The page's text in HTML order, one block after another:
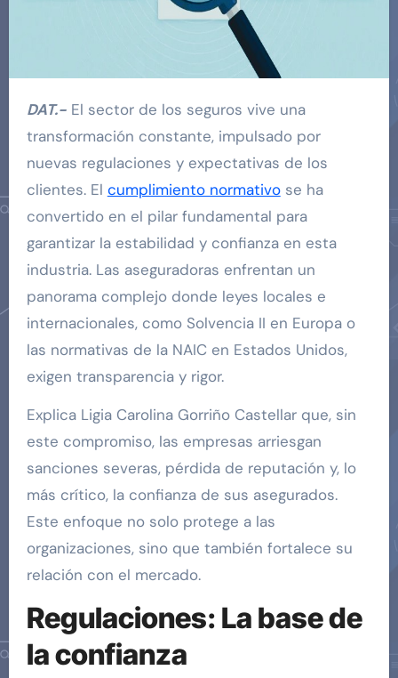
DAT.-El sector de los seguros vive una
transformación constante, impulsado por
nuevas regulaciones y expectativas de los
clientes. El cumplimiento normativose ha
convertido en el pilar fundamental para
garantizar la estabilidad y confianza en esta
industria. Las aseguradoras enfrentan un
panorama complejo donde leyes locales e
internacionales, como Solvencia II en Europa o
las normativas de la NAIC en Estados Unidos,
exigen transparencia y rigor.
Explica Ligia Carolina Gorriño Castellar que, sin
este compromiso, las empresas arriesgan
sanciones severas, pérdida de reputación y, lo
más crítico, la confianza de sus asegurados.
Este enfoque no solo protege a las
organizaciones, sino que también fortalece su
relación con el mercado.
Regulaciones: La base de
la confianza